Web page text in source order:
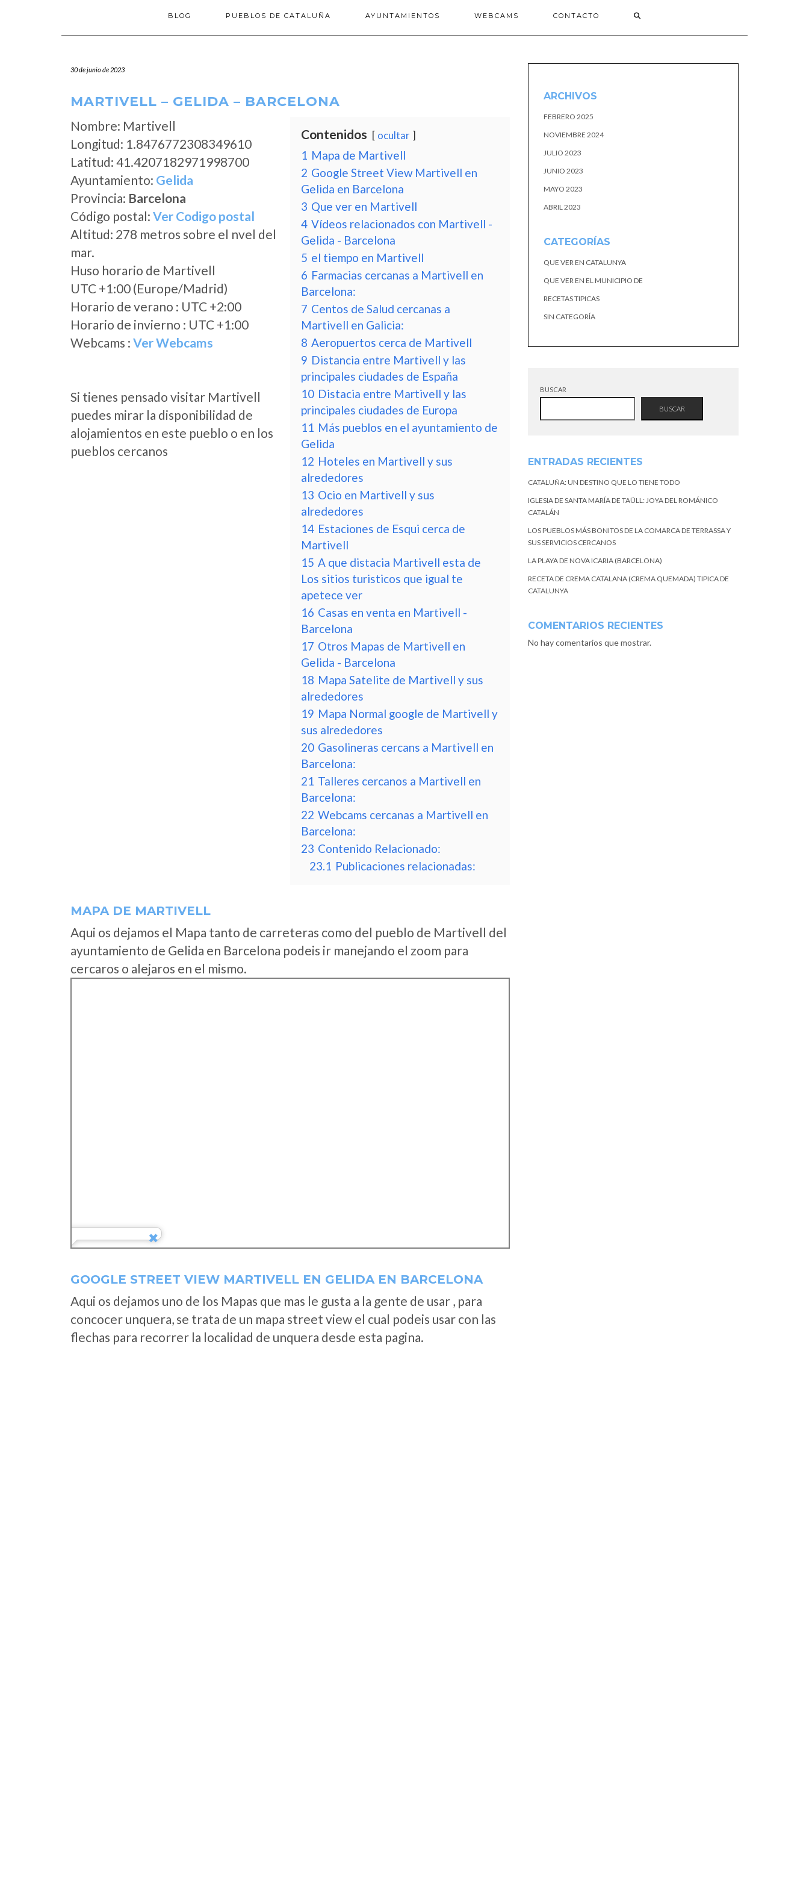
BLOG PUEBLOS DE CATALUÑA AYUNTAMIENTOS WEBCAMS CONTACTO
30 de junio de 2023
MARTIVELL – GELIDA – BARCELONA
Nombre: Martivell
Longitud: 1.8476772308349610
Latitud: 41.4207182971998700
Ayuntamiento: Gelida
Provincia: Barcelona
Código postal: Ver Codigo postal
Altitud: 278 metros sobre el nvel del
mar.
Huso horario de Martivell
UTC +1:00 (Europe/Madrid)
Horario de verano : UTC +2:00
Horario de invierno : UTC +1:00
Webcams : Ver Webcams
Si tienes pensado visitar Martivell
puedes mirar la disponibilidad de
alojamientos en este pueblo o en los
pueblos cercanos
Contenidos ocultar
1 Mapa de Martivell
2 Google Street View Martivell en
Gelida en Barcelona
3 Que ver en Martivell
4 Vídeos relacionados con Martivell -
Gelida - Barcelona
5 el tiempo en Martivell
6 Farmacias cercanas a Martivell en
Barcelona:
7 Centos de Salud cercanas a
Martivell en Galicia:
8 Aeropuertos cerca de Martivell
9 Distancia entre Martivell y las
principales ciudades de España
10 Distacia entre Martivell y las
principales ciudades de Europa
11 Más pueblos en el ayuntamiento de
Gelida
12 Hoteles en Martivell y sus
alrededores
13 Ocio en Martivell y sus
alrededores
14 Estaciones de Esqui cerca de
Martivell
15 A que distacia Martivell esta de
Los sitios turisticos que igual te
apetece ver
16 Casas en venta en Martivell -
Barcelona
17 Otros Mapas de Martivell en
Gelida - Barcelona
18 Mapa Satelite de Martivell y sus
alrededores
19 Mapa Normal google de Martivell y
sus alrededores
20 Gasolineras cercans a Martivell en
Barcelona:
21 Talleres cercanos a Martivell en
Barcelona:
22 Webcams cercanas a Martivell en
Barcelona:
23 Contenido Relacionado:
23.1 Publicaciones relacionadas:
MAPA DE MARTIVELL
Aqui os dejamos el Mapa tanto de carreteras como del pueblo de Martivell del
ayuntamiento de Gelida en Barcelona podeis ir manejando el zoom para
cercaros o alejaros en el mismo.
GOOGLE STREET VIEW MARTIVELL EN GELIDA EN BARCELONA
Aqui os dejamos uno de los Mapas que mas le gusta a la gente de usar , para
concocer unquera, se trata de un mapa street view el cual podeis usar con las
flechas para recorrer la localidad de unquera desde esta pagina.
ARCHIVOS
FEBRERO 2025
NOVIEMBRE 2024
JULIO 2023
JUNIO 2023
MAYO 2023
ABRIL 2023
CATEGORÍAS
QUE VER EN CATALUNYA
QUE VER EN EL MUNICIPIO DE
RECETAS TIPICAS
SIN CATEGORÍA
BUSCAR
BUSCAR
ENTRADAS RECIENTES
CATALUÑA: UN DESTINO QUE LO TIENE TODO
IGLESIA DE SANTA MARÍA DE TAÜLL: JOYA DEL ROMÁNICO
CATALÁN
LOS PUEBLOS MÁS BONITOS DE LA COMARCA DE TERRASSA Y
SUS SERVICIOS CERCANOS
LA PLAYA DE NOVA ICARIA (BARCELONA)
RECETA DE CREMA CATALANA (CREMA QUEMADA) TIPICA DE
CATALUNYA
COMENTARIOS RECIENTES
No hay comentarios que mostrar.